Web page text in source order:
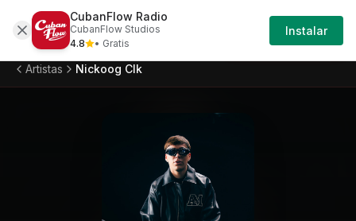
Artistas Nickoog-clk
Iniciar
Sesión
Artistas Nickoog Clk
CubanFlow Radio
CubanFlow Studios
4.8
• Gratis
Instalar